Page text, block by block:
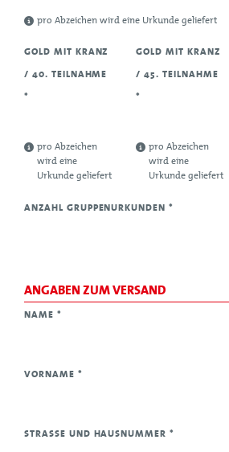
pro Abzeichen wird eine Urkunde geliefert
GOLD MIT KRANZ
/ 40. TEILNAHME
*
pro Abzeichen
wird eine
Urkunde geliefert
GOLD MIT KRANZ
/ 45. TEILNAHME
*
pro Abzeichen
wird eine
Urkunde geliefert
ANZAHL GRUPPENURKUNDEN*
ANGABEN ZUM VERSAND
NAME *
VORNAME *
STRASSE UND HAUSNUMMER*